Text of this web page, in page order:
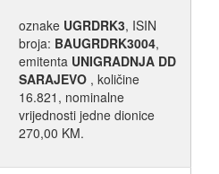
oznake UGRDRK3, ISIN
broja: BAUGRDRK3004,
emitenta UNIGRADNJA DD
SARAJEVO , količine
16.821, nominalne
vrijednosti jedne dionice
270,00 KM.